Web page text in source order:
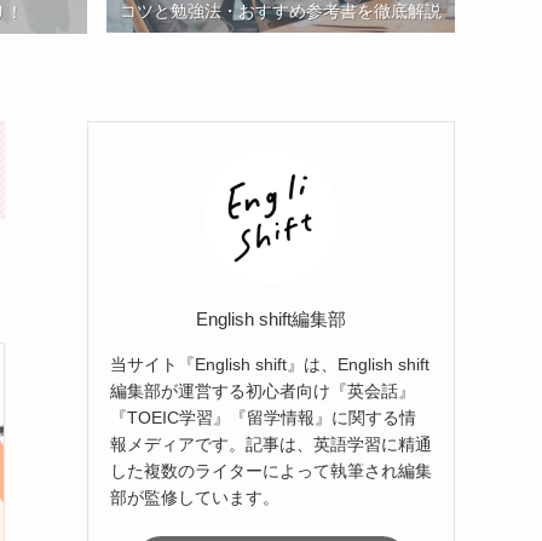
コツと勉強法・おすすめ参考書を徹底解説
English shift編集部
当サイト『English shift』は、English shift
編集部が運営する初心者向け『英会話』
『TOEIC学習』『留学情報』に関する情
報メディアです。記事は、英語学習に精通
した複数のライターによって執筆され編集
部が監修しています。